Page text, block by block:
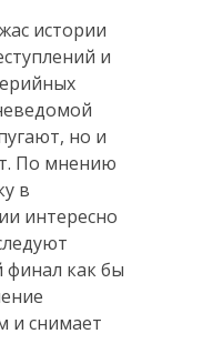
истории
и
но и
По мнению
в
интересно
финал как бы
и снимает